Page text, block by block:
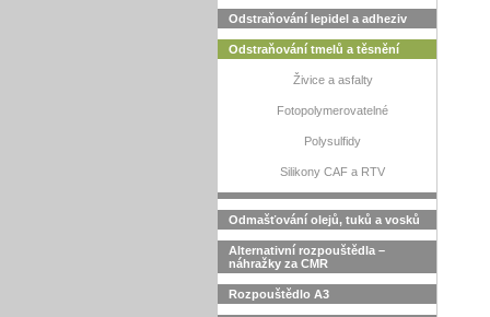
Odstraňování lepidel a adheziv
Odstraňování tmelů a těsnění
Živice a asfalty
Fotopolymerovatelné
Polysulfidy
Silikony CAF a RTV
Odmašťování olejů, tuků a vosků
Alternativní rozpouštědla –
náhražky za CMR
Rozpouštědlo A3